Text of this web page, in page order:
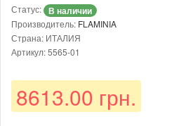
Статус: В наличии
Производитель: FLAMINIA
Страна: ИТАЛИЯ
Артикул: 5565-01
8613.00 грн.